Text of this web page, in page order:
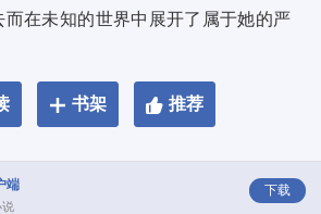
而在未知的世界中展开了属于她的严
书架 推荐
端
说
下载